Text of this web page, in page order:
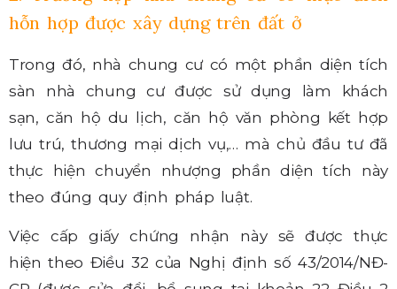
hỗn hợp được xây dựng trên đất ở
Trong đó, nhà chung cư có một phần diện tích
sàn nhà chung cư được sử dụng làm khách
sạn, căn hộ du lịch, căn hộ văn phòng kết hợp
lưu trú, thương mại dịch vụ,… mà chủ đầu tư đã
thực hiện chuyển nhượng phần diện tích này
theo đúng quy định pháp luật.
Việc cấp giấy chứng nhận này sẽ được thực
hiện theo Điều 32 của Nghị định số 43/2014/NĐ-